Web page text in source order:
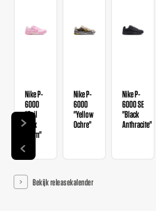
Nike P-
6000
"Sail
Pink
Foam"
Nike P-
6000
"Yellow
Ochre"
Nike P-
6000 SE
"Black
Anthracite"
Bekijk releasekalender